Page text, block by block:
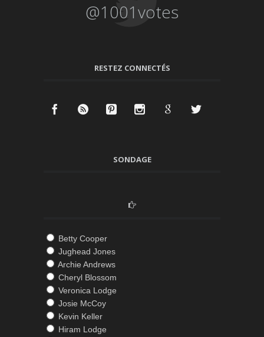
@1001votes
RESTEZ CONNECTÉS
SONDAGE
Betty Cooper
Jughead Jones
Archie Andrews
Cheryl Blossom
Veronica Lodge
Josie McCoy
Kevin Keller
Hiram Lodge